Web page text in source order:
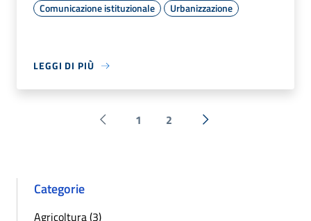
Comunicazione istituzionale Urbanizzazione
LEGGI DI PIÙ
Pagina precedente
1 2 Successiva »
Categorie
Agricoltura (3)